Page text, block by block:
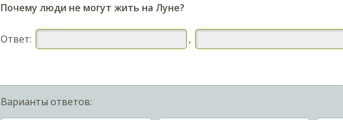
Почему люди не могут жить на Луне?
Ответ: ,
Варианты ответов: